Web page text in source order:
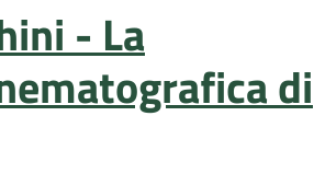
- La
di